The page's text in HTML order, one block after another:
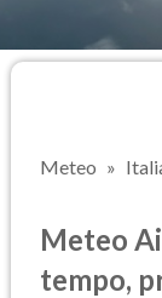
Meteo
Meteo
tempo,